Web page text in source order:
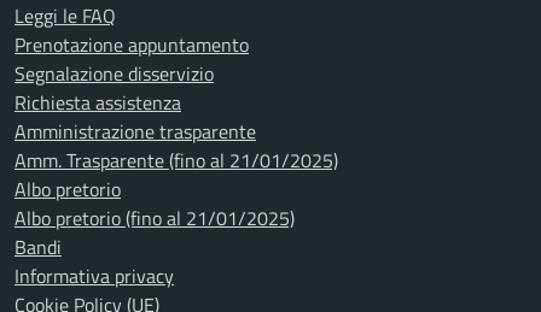
Leggi le FAQ
Prenotazione appuntamento
Segnalazione disservizio
Richiesta assistenza
Amministrazione trasparente
Amm. Trasparente (fino al 21/01/2025)
Albo pretorio
Albo pretorio (fino al 21/01/2025)
Bandi
Informativa privacy
Cookie Policy (UE)